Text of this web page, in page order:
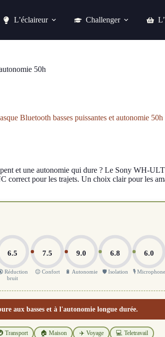
L’éclaireur Challenger
50h
Bluetooth basses puissantes et autonomie 50h
et une autonomie qui dure ? Le Sony WH-
correct pour les trajets. Un choix clair pour les
6.5
Réduction
bruit
7.5
😌 Confort
9.0
🔋 Autonomie
6.8
🛡️ Isolation
6.0
🎙️ Microphone
aux basses et à l'autonomie longue durée.
Transport 🏠 Maison ✈️ Voyage 💻 Teletravail